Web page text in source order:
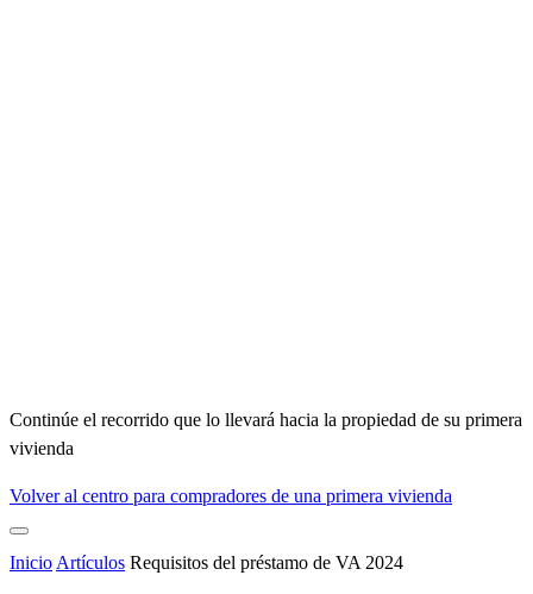
Continúe el recorrido que lo llevará hacia la propiedad de su primera
vivienda
Volver al centro para compradores de una primera vivienda
Inicio Artículos Requisitos del préstamo de VA 2024